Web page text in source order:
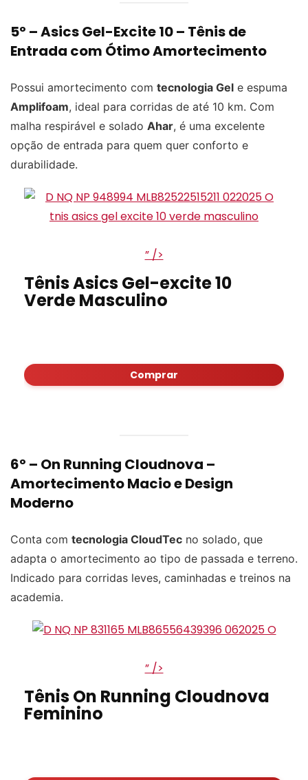
5º –Asics Gel-Excite 10– Tênis de
Entrada com Ótimo Amortecimento
Possui amortecimento com tecnologia Gel e espuma
Amplifoam, ideal para corridas de até 10 km. Com
malha respirável e solado Ahar, é uma excelente
opção de entrada para quem quer conforto e
durabilidade.
” />
Tênis Asics Gel-excite 10
Verde Masculino
Comprar
6º – On Running Cloudnova –
Amortecimento Macio e Design
Moderno
Conta com tecnologia CloudTec no solado, que
adapta o amortecimento ao tipo de passada e terreno.
Indicado para corridas leves, caminhadas e treinos na
academia.
” />
Tênis On Running Cloudnova
Feminino